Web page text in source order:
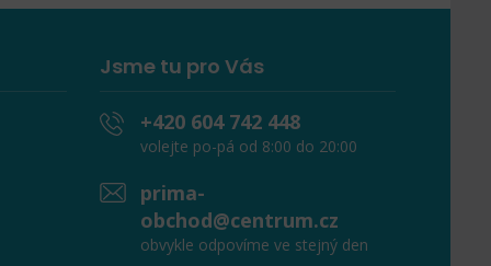
Jsme tu pro Vás
+420 604 742 448
volejte po-pá od 8:00 do 20:00
prima-
obchod@centrum.cz
obvykle odpovíme ve stejný den